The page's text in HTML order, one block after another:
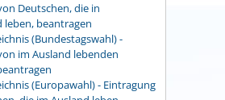
Deutschen, die in
leben, beantragen
(Bundestagswahl) -
im Ausland lebenden
(Europawahl) - Eintragung